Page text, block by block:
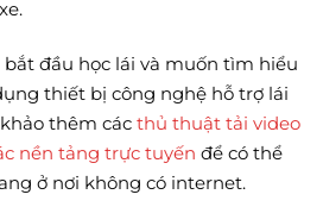
đầu học lái và muốn tìm hiểu
thiết bị công nghệ hỗ trợ lái
thêm các thủ thuật tải video
nền tảng trực tuyến để có thể
ở nơi không có internet.